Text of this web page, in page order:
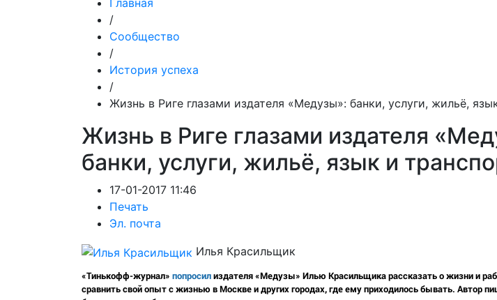
Главная
/
Сообщество
/
История успеха
/
Жизнь в Риге глазами издателя «Медузы»: банки, услуги, жильё,
Жизнь в Риге глазами издателя
банки, услуги, жильё, язык и
17-01-2017 11:46
Печать
Эл. почта
Илья Красильщик
«Тинькофф-журнал» попросилиздателя «Медузы» Илью Красильщика рассказать о жизни и
сравнить свой опыт с жизнью в Москве и других городах, где ему приходилось бывать. Автор